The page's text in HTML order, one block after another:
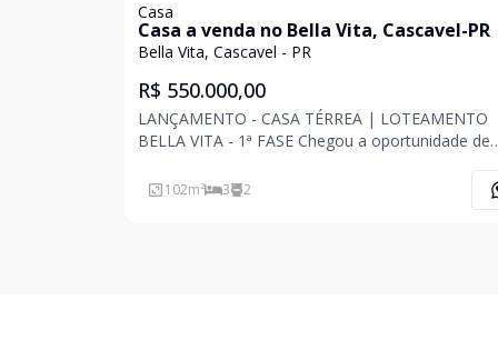
Casa
Casa a venda no Bella Vita, Cascavel-PR
Bella Vita, Cascavel - PR
R$ 550.000,00
LANÇAMENTO - CASA TÉRREA | LOTEAMENTO
BELLA VITA - 1ª FASE Chegou a oportunidade de
excelente padrão de acabamento! - Destaques do
imóvel: - ? - 102 m² de área privativa (sem contar
102m² 3 2